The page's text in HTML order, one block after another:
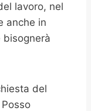
lavoro, nel
anche in
bisognerà
del